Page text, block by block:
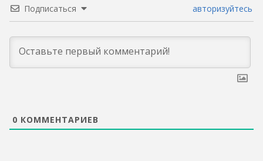
Подписаться авторизуйтесь
0 КОММЕНТАРИЕВ